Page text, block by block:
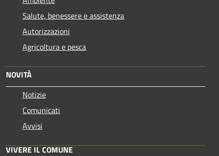
Salute, benessere e assistenza
Autorizzazioni
Agricoltura e pesca
NOVITÀ
Notizie
Comunicati
Avvisi
VIVERE IL COMUNE